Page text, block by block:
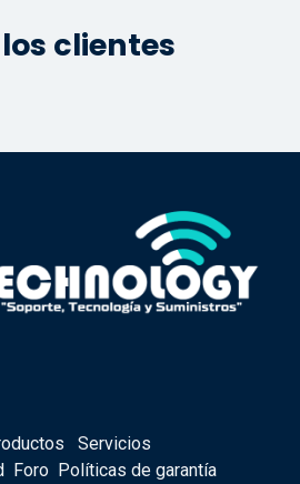
clientes
Servicios
Foro Políticas de garantía